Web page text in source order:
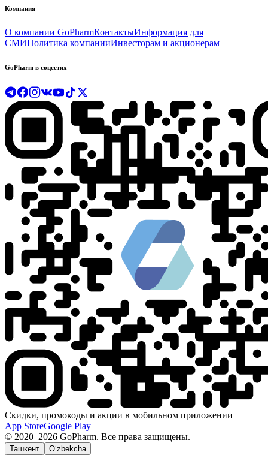
Компания
О компании GoPharmКонтактыИнформация для
СМИПолитика компанииИнвесторам и акционерам
GoPharm в соцсетях
Скидки, промокоды и акции в мобильном приложении
App StoreGoogle Play
© 2020–2026 GoPharm. Все права защищены.
Ташкент O‘zbekcha